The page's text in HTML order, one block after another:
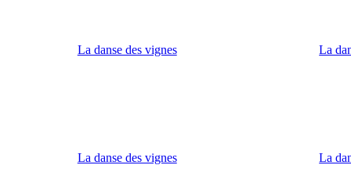
La danse des vignes La
La danse des vignes La